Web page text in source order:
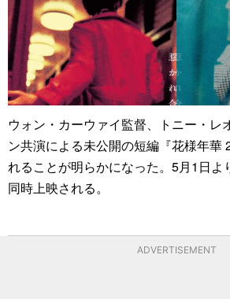
ウォン・カーウァイ監督、トニー・レ
ン共演による未公開の短編『花様年華
れることが明らかになった。5月1日よ
同時上映される。
ADVERTISEMENT